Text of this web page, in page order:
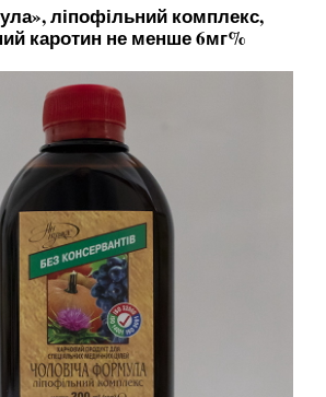
ліпофільний комплекс,
каротин не менше 6мг%